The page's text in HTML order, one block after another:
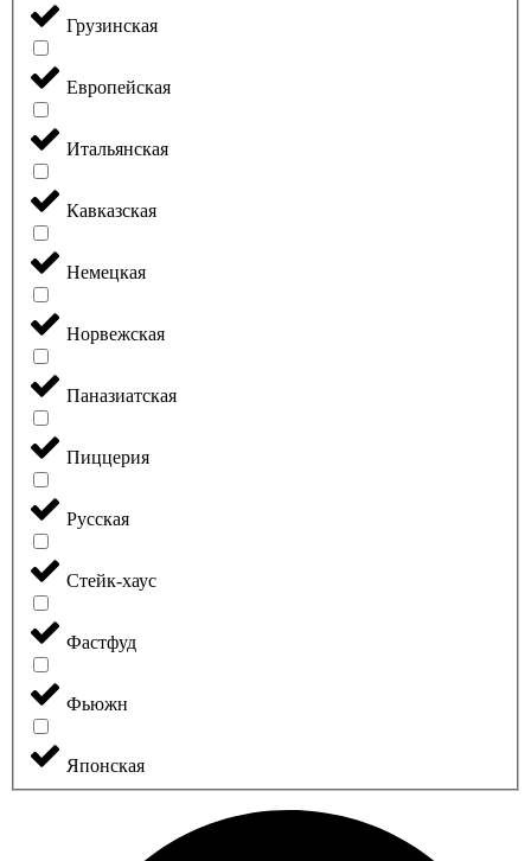
Грузинская
Европейская
Итальянская
Кавказская
Немецкая
Норвежская
Паназиатская
Пиццерия
Русская
Стейк-хаус
Фастфуд
Фьюжн
Японская